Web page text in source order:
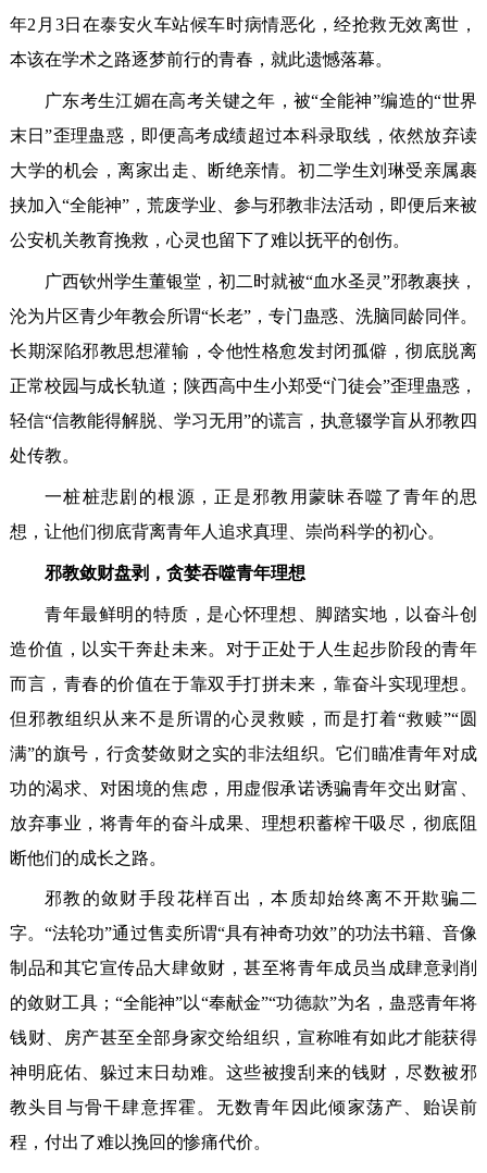
年2月3日在泰安火车站候车时病情恶化，经抢救无效离世，
本该在学术之路逐梦前行的青春，就此遗憾落幕。
广东考生江媚在高考关键之年，被“全能神”编造的“世界
末日”歪理蛊惑，即便高考成绩超过本科录取线，依然放弃读
大学的机会，离家出走、断绝亲情。初二学生刘琳受亲属裹
挟加入“全能神”，荒废学业、参与邪教非法活动，即便后来被
公安机关教育挽救，心灵也留下了难以抚平的创伤。
广西钦州学生董银堂，初二时就被“血水圣灵”邪教裹挟，
沦为片区青少年教会所谓“长老”，专门蛊惑、洗脑同龄同伴。
长期深陷邪教思想灌输，令他性格愈发封闭孤僻，彻底脱离
正常校园与成长轨道；陕西高中生小郑受“门徒会”歪理蛊惑，
轻信“信教能得解脱、学习无用”的谎言，执意辍学盲从邪教四
处传教。
一桩桩悲剧的根源，正是邪教用蒙昧吞噬了青年的思
想，让他们彻底背离青年人追求真理、崇尚科学的初心。
邪教敛财盘剥，贪婪吞噬青年理想
青年最鲜明的特质，是心怀理想、脚踏实地，以奋斗创
造价值，以实干奔赴未来。对于正处于人生起步阶段的青年
而言，青春的价值在于靠双手打拼未来，靠奋斗实现理想。
但邪教组织从来不是所谓的心灵救赎，而是打着“救赎”“圆
满”的旗号，行贪婪敛财之实的非法组织。它们瞄准青年对成
功的渴求、对困境的焦虑，用虚假承诺诱骗青年交出财富、
放弃事业，将青年的奋斗成果、理想积蓄榨干吸尽，彻底阻
断他们的成长之路。
邪教的敛财手段花样百出，本质却始终离不开欺骗二
字。“法轮功”通过售卖所谓“具有神奇功效”的功法书籍、音像
制品和其它宣传品大肆敛财，甚至将青年成员当成肆意剥削
的敛财工具；“全能神”以“奉献金”“功德款”为名，蛊惑青年将
钱财、房产甚至全部身家交给组织，宣称唯有如此才能获得
神明庇佑、躲过末日劫难。这些被搜刮来的钱财，尽数被邪
教头目与骨干肆意挥霍。无数青年因此倾家荡产、贻误前
程，付出了难以挽回的惨痛代价。